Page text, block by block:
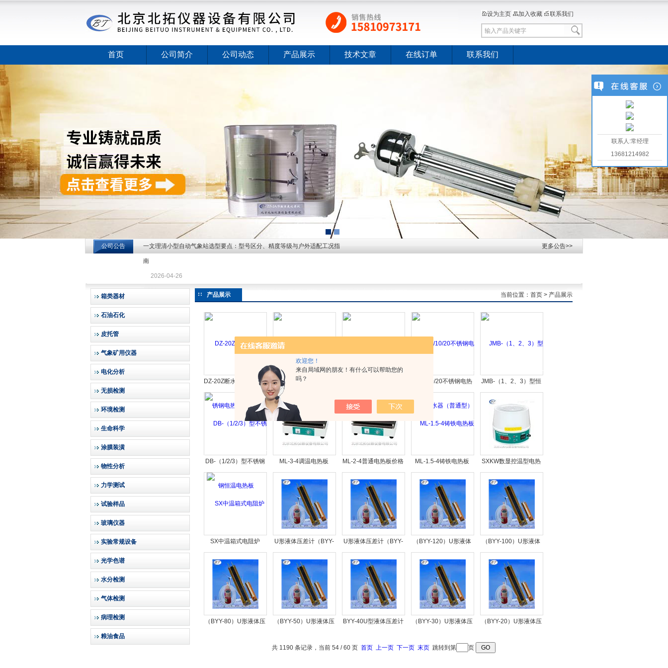
欢迎您！
来自局域网的朋友！有什么可以帮助您的
吗？
北京北拓仪器设备有限公司
设为主页 加入收藏 联系我们
首页 公司简介 公司动态 产品展示 技术文章 在线订单 联系我们
公司公告 一文理清小型自动气象站选型要点：型号区分、精度等级与户外适配工况指
南
2026-04-26
更多公告>>
箱类器材
石油石化
皮托管
气象矿用仪器
电化分析
无损检测
环境检测
生命科学
涂膜装潢
物性分析
力学测试
试验样品
玻璃仪器
实验常规设备
光学色谱
水分检测
气体检测
病理检测
粮油食品
产品展示 当前位置： 首页 > 产品展示
DZ-20Z断水自控不锈钢
电热蒸馏水器
DZ-10Z断水自控不锈钢
DZ-5/10/20不锈钢电热
蒸馏水器（普通型）
JMB-（1、2、3）型恒
温电热板
DB-（1/2/3）型不锈钢
恒温电热板
ML-3-4调温电热板 ML-2-4普通电热板价格 ML-1.5-4铸铁电热板
SXKW数显控温型电热
套
SX中温箱式电阻炉
U形液体压差计（BYY-
200）
U形液体压差计（BYY-
160）
（BYY-120）U形液体
压差计
（BYY-100）U形液体
压差计
（BYY-80）U形液体压
（BYY-50）U形液体压
BYY-40U型液体压差计
（BYY-30）U形液体压
（BYY-20）U形液体压
共 1190 条记录，当前 54 / 60 页 首页 上一页 下一页 末页 跳转到第 页
联系人:常经理
13681214982